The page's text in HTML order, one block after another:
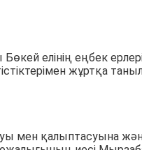
елінің еңбек
жұртқа
мен қалыптасуына